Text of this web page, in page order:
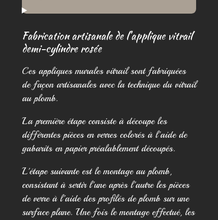
Fabrication artisanale de l'applique vitrail
demi-cylindre rosée
Ces appliques murales vitrail sont fabriquées
de façon artisanales avec la technique du vitrail
au plomb.
La première étape consiste à découpe les
différentes pièces en verres colorés à l'aide de
gabarits en papier préalablement découpés.
L'étape suivante est le montage au plomb,
consistant à sertir l'une après l'autre les pièces
de verre à l'aide des profilés de plomb sur une
surface plane. Une fois le montage effectué, les